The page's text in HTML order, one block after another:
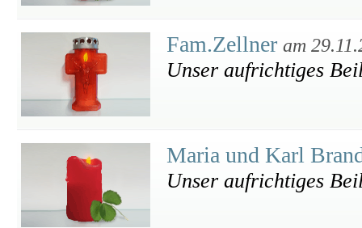
Fam.Zellner am
Unser aufrichtiges
Maria und Karl
Unser aufrichtiges